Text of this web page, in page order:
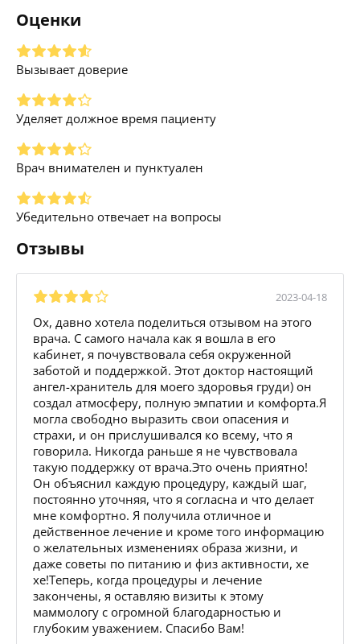
Оценки
Вызывает доверие
Уделяет должное время пациенту
Врач внимателен и пунктуален
Убедительно отвечает на вопросы
Отзывы
2023-04-18
Ох, давно хотела поделиться отзывом на этого
врача. С самого начала как я вошла в его
кабинет, я почувствовала себя окруженной
заботой и поддержкой. Этот доктор настоящий
ангел-хранитель для моего здоровья груди) он
создал атмосферу, полную эмпатии и комфорта.Я
могла свободно выразить свои опасения и
страхи, и он прислушивался ко всему, что я
говорила. Никогда раньше я не чувствовала
такую поддержку от врача.Это очень приятно!
Он объяснил каждую процедуру, каждый шаг,
постоянно уточняя, что я согласна и что делает
мне комфортно. Я получила отличное и
действенное лечение и кроме того информацию
о желательных изменениях образа жизни, и
даже советы по питанию и физ активности, хе
хе!Теперь, когда процедуры и лечение
закончены, я оставляю визиты к этому
маммологу с огромной благодарностью и
глубоким уважением. Спасибо Вам!